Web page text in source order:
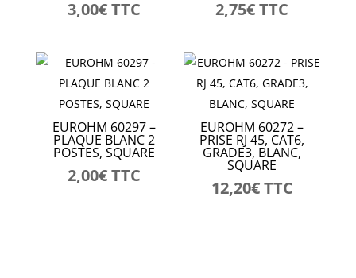
3,00€TTC 2,75€TTC
EUROHM 60297 –
PLAQUE BLANC 2
POSTES, SQUARE
2,00€TTC
EUROHM 60272 –
PRISE RJ 45, CAT6,
GRADE3, BLANC,
SQUARE
12,20€TTC